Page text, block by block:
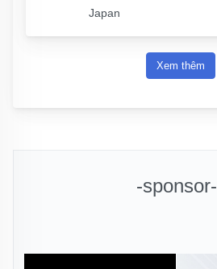
Japan
Xem thêm
-sponsor-